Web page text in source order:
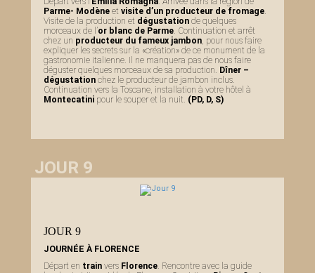
Parme- Modène et visite d’un producteur de fromage.
Visite de la production et dégustation de quelques
morceaux de l’or blanc de Parme. Continuation et arrêt
chez un producteur du fameux jambon, pour nous faire
expliquer les secrets sur la «création» de ce monument de la
gastronomie italienne. Il ne manquera pas de nous faire
déguster quelques morceaux de sa production. Dîner –
dégustation chez le producteur de jambon inclus.
Continuation vers la Toscane, installation à votre hôtel à
Montecatini pour le souper et la nuit. (PD, D, S)
JOUR 9
JOUR 9
JOURNÉE À FLORENCE
Départ en train vers Florence. Rencontre avec la guide